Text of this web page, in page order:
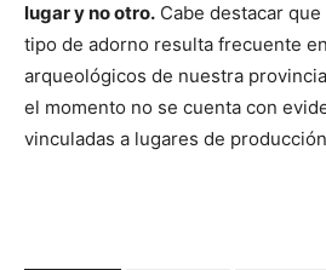
lugar y no otro. Cabe destacar
tipo de adorno resulta frecuente
arqueológicos de nuestra
el momento no se cuenta con
vinculadas a lugares de